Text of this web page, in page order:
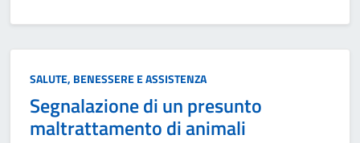
Categoria:
SALUTE, BENESSERE E ASSISTENZA
Segnalazione di un presunto
maltrattamento di animali